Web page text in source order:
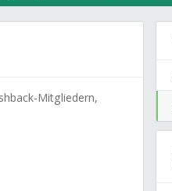
Mitgliedern,